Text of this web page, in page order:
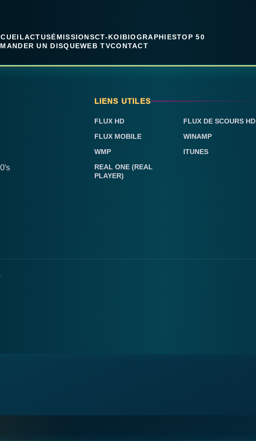
ACTUSÉMISSIONSCT-KOIBIOGRAPHIESTOP 50
UN DISQUEWEB TVCONTACT
LIENS UTILES
FLUX HD
FLUX DE SCOURS HD
FLUX MOBILE
WINAMP
WMP
ITUNES
REAL ONE (REAL
PLAYER)